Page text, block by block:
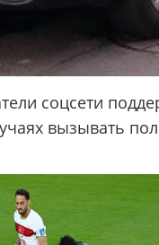
соцсети
вызывать